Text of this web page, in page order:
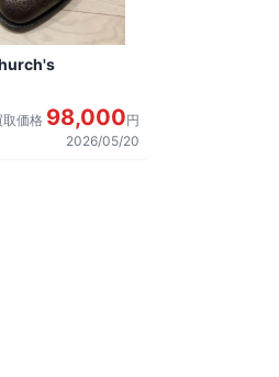
取価格 98,000円
2026/05/20